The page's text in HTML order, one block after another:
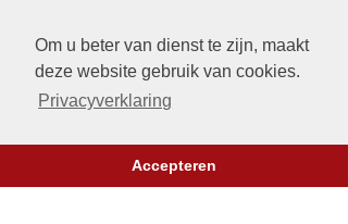
Om u beter van dienst te zijn, maakt
deze website gebruik van cookies.
Privacyverklaring
Accepteren
nevelstralen, zandstralen, impregneren.
Kortom: gevelrenovaties en totale
gevelrenovatieskunt u aan ons